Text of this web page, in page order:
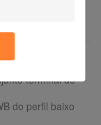
da
terminal de
do perfil baixo